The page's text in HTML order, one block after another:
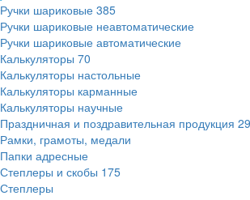
Ручки шариковые 385
Ручки шариковые неавтоматические
Ручки шариковые автоматические
Калькуляторы 70
Калькуляторы настольные
Калькуляторы карманные
Калькуляторы научные
Праздничная и поздравительная продукция
Рамки, грамоты, медали
Папки адресные
Степлеры и скобы 175
Степлеры